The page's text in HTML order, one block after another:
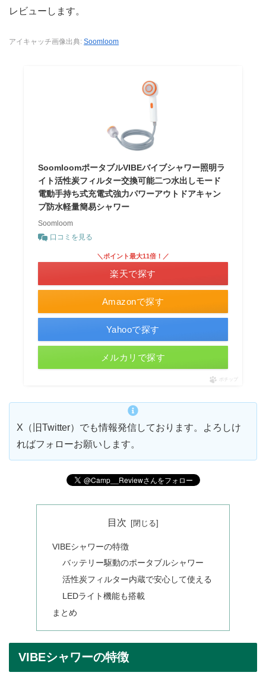
レビューします。
アイキャッチ画像出典: Soomloom
SoomloomポータブルVIBEバイブシャワー照明ラ
イト活性炭フィルター交換可能二つ水出しモード
電動手持ち式充電式強力パワーアウトドアキャン
プ防水軽量簡易シャワー
Soomloom
口コミを見る
Amazonで探す
＼ポイント最大11倍！／
楽天で探す
Yahooで探す
メルカリで探す
ポチップ
X（旧Twitter）でも情報発信しております。よろしけ
ればフォローお願いします。
目次
VIBEシャワーの特徴
バッテリー駆動のポータブルシャワー
活性炭フィルター内蔵で安心して使える
LEDライト機能も搭載
まとめ
VIBEシャワーの特徴